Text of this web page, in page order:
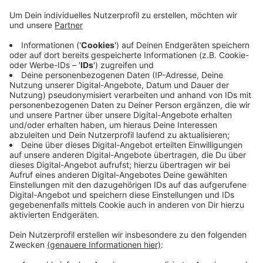
den Start ins Studium erleichtern.
beide Hochschulsysteme kennenlernen und sich
danach für die Fortführung des Studiums an FH
oder RWTH entscheiden.
Einschreiben für den neuen Studiengang
"Bauingenieurwesen mit Orientierungssemester"
geht ab kommendem Montag (9. Dezember 2019),
HIERfindet Ihr weitere Infos.
Veröffentlicht:Donnerstag, 05.12.2019 10:27
Anzeige